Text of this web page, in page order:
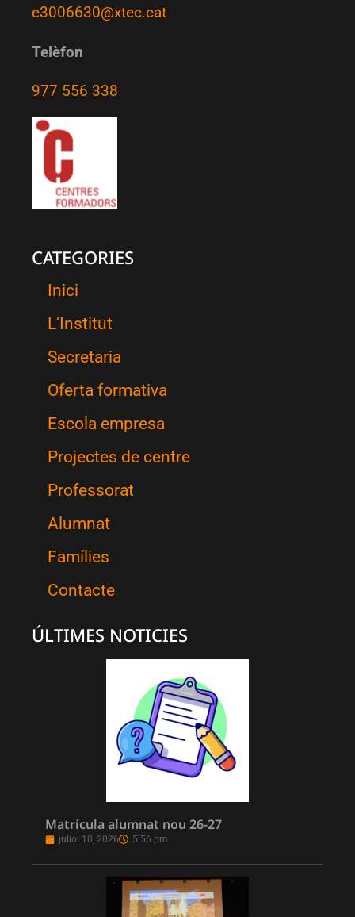
e3006630@xtec.cat
Telèfon
977 556 338
CATEGORIES
Inici
L’Institut
Secretaria
Oferta formativa
Escola empresa
Projectes de centre
Professorat
Alumnat
Famílies
Contacte
ÚLTIMES NOTICIES
Matrícula alumnat nou 26-27
juliol 10, 2026 5:56 pm